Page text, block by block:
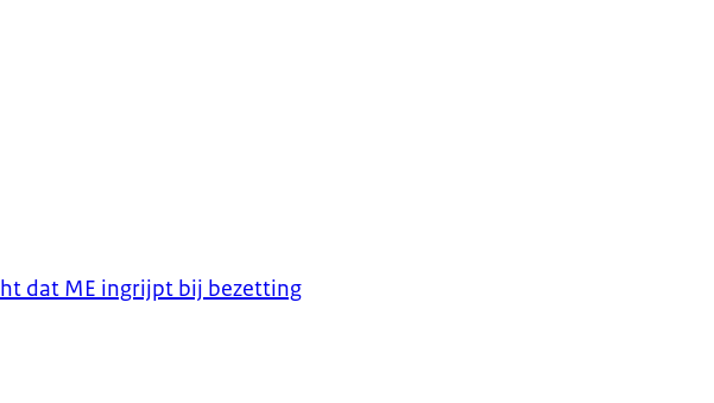
dat ME ingrijpt bij bezetting